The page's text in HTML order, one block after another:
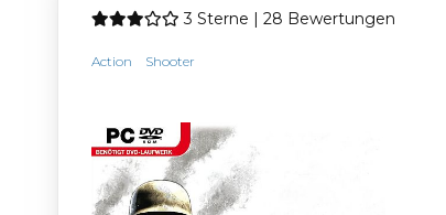
3 Sterne | 28 Bewertungen
Action Shooter